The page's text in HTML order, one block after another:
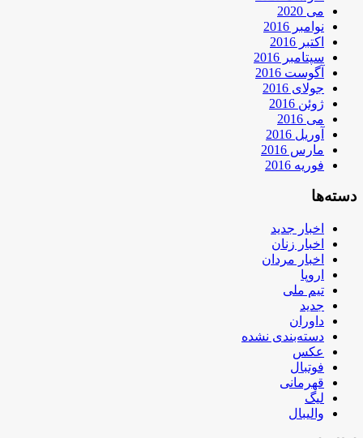
می 2020
نوامبر 2016
اکتبر 2016
سپتامبر 2016
آگوست 2016
جولای 2016
ژوئن 2016
می 2016
آوریل 2016
مارس 2016
فوریه 2016
دسته‌ها
اخبار جدید
اخبار زنان
اخبار مردان
اروپا
تیم ملی
جدید
داوران
دسته‌بندی نشده
عکس
فوتبال
قهرمانی
لیگ
والیبال